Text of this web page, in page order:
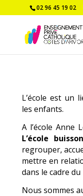
02 96 45 19 02
L’école est un
les enfants.
A l’école Anne
L’école
regrouper,
mettre en
dans le cadre du
Nous sommes